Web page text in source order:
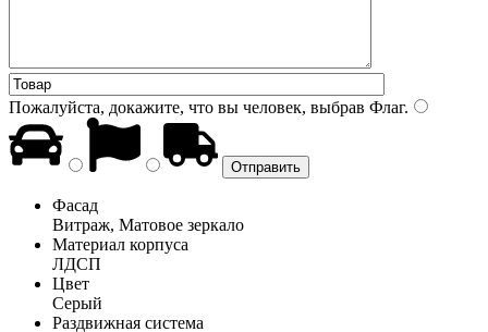
Пожалуйста, докажите, что вы человек, выбрав Флаг.
Фасад
Витраж, Матовое зеркало
Материал корпуса
ЛДСП
Цвет
Серый
Раздвижная система